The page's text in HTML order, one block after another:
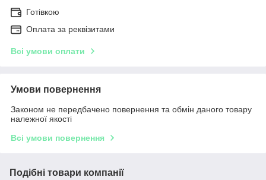
Готівкою
Оплата за реквізитами
Всі умови оплати
Умови повернення
Законом не передбачено повернення та обмін даного товару
належної якості
Всі умови повернення
Подібні товари компанії